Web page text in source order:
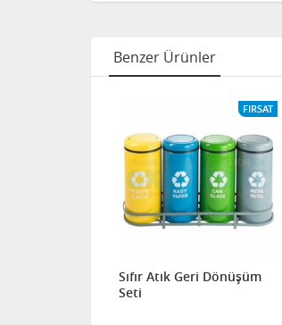
Benzer Ürünler
FIRSAT
Sıfır Atık Geri Dönüşüm
Seti